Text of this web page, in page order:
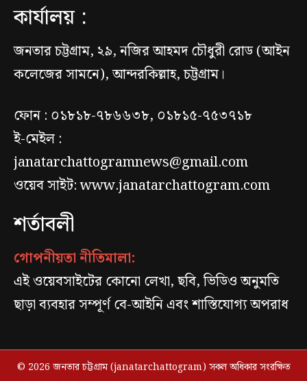
কার্যালয় :
জনতার চট্টগ্রাম, ২৯, নজির আহমদ চৌধুরী রোড (আইন
কলেজের সামনে), আন্দরকিল্লাহ, চট্টগ্রাম।
ফোন : ০১৮১৮-৭৮৬৬৩৮, ০১৮১৫-৭৫৩৭১৮
ই-মেইল :
janatarchattogramnews@gmail.com
ওয়েব সাইট: www.janatarchattogram.com
শর্তাবলী
গোপনীয়তা নীতিমালা:
এই ওয়েবসাইটের কোনো লেখা, ছবি, ভিডিও অনুমতি
ছাড়া ব্যবহার সম্পূর্ণ বে-আইনি এবং শাস্তিযোগ্য অপরাধ
© 2026 জনতার চট্টগ্রাম (janatarchattogram) সকল অধিকার সংরক্ষিত